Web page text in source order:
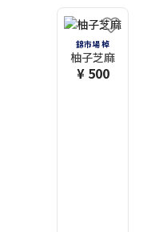
錦市場 棹
柚子芝麻
¥ 500